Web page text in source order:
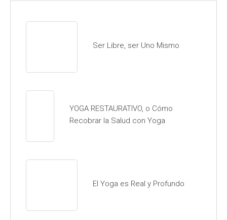
Ser Libre, ser Uno Mismo
YOGA RESTAURATIVO, o Cómo
Recobrar la Salud con Yoga
El Yoga es Real y Profundo